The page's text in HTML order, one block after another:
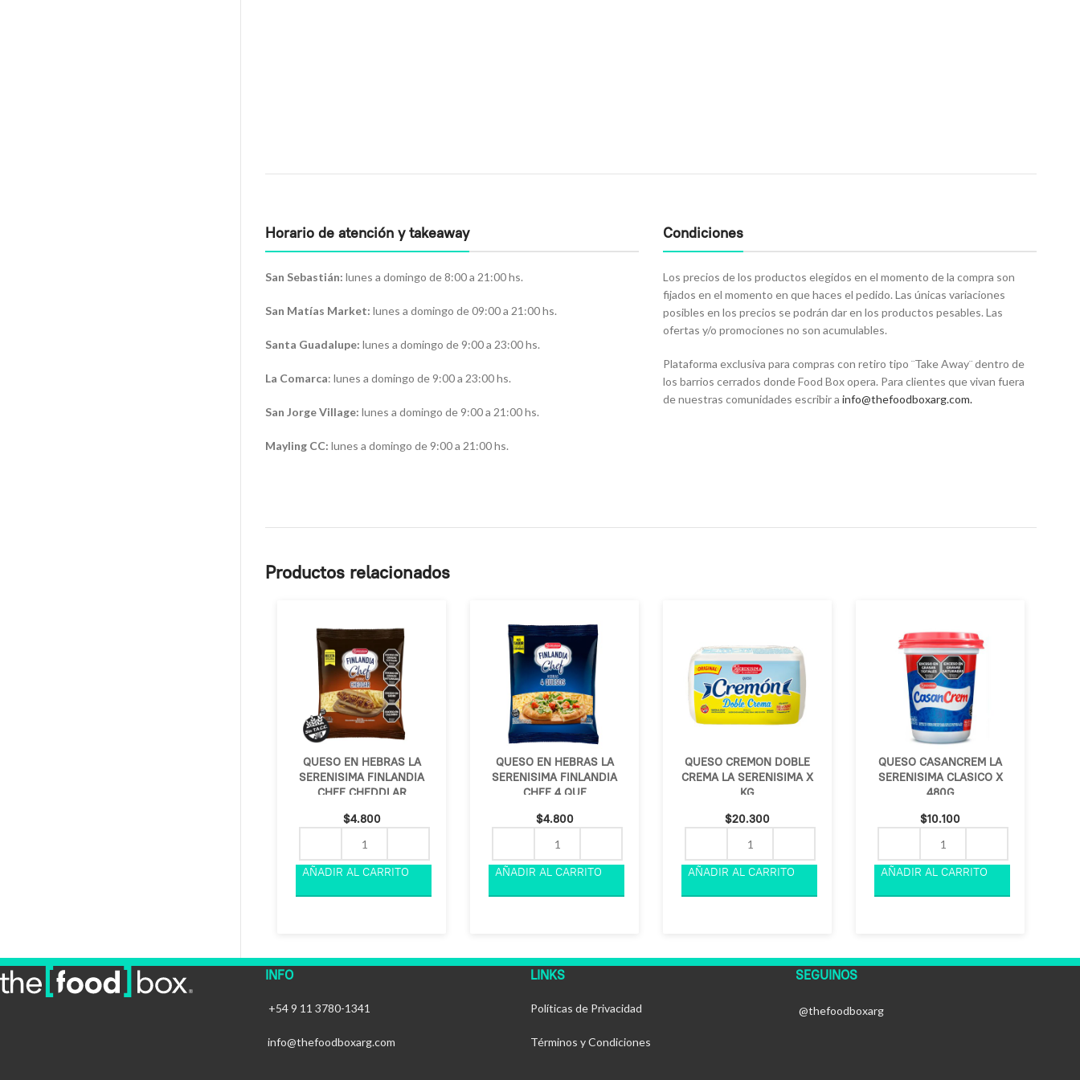
Horario de atención y takeaway
San Sebastián: lunes a domingo de 8:00 a 21:00 hs.
San Matías Market: lunes a domingo de 09:00 a 21:00 hs.
Santa Guadalupe: lunes a domingo de 9:00 a 23:00 hs.
La Comarca: lunes a domingo de 9:00 a 23:00 hs.
San Jorge Village: lunes a domingo de 9:00 a 21:00 hs.
Mayling CC: lunes a domingo de 9:00 a 21:00 hs.
Condiciones
Los precios de los productos elegidos en el momento de la compra son
fijados en el momento en que haces el pedido. Las únicas variaciones
posibles en los precios se podrán dar en los productos pesables. Las
ofertas y/o promociones no son acumulables.
Plataforma exclusiva para compras con retiro tipo ¨Take Away¨ dentro de
los barrios cerrados donde Food Box opera. Para clientes que vivan fuera
de nuestras comunidades escribir a info@thefoodboxarg.com.
Productos relacionados
QUESO EN HEBRAS LA
SERENISIMA FINLANDIA
CHEF CHEDDLAR
$4.800
QUESO EN HEBRAS LA
SERENISIMA FINLANDIA
CHEF 4 QUE
$4.800
QUESO CREMON DOBLE
CREMA LA SERENISIMA X
KG
$20.300
QUESO CASANCREM LA
SERENISIMA CLASICO X
480G
$10.100
INFO
+54 9 11 3780-1341
info@thefoodboxarg.com
LINKS
Políticas de Privacidad
Términos y Condiciones
SEGUINOS
@thefoodboxarg